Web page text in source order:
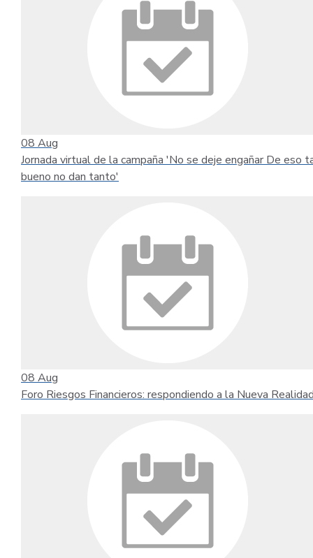
08 Aug
Jornada virtual de la campaña 'No se deje engañar De eso
bueno no dan tanto'
08 Aug
Foro Riesgos Financieros: respondiendo a la Nueva